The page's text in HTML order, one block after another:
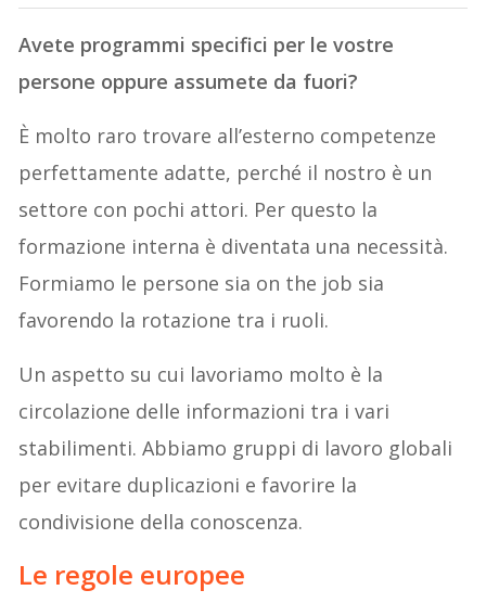
Avete programmi specifici per le vostre
persone oppure assumete da fuori?
È molto raro trovare all’esterno competenze
perfettamente adatte, perché il nostro è un
settore con pochi attori. Per questo la
formazione interna è diventata una necessità.
Formiamo le persone sia on the job sia
favorendo la rotazione tra i ruoli.
Un aspetto su cui lavoriamo molto è la
circolazione delle informazioni tra i vari
stabilimenti. Abbiamo gruppi di lavoro globali
per evitare duplicazioni e favorire la
condivisione della conoscenza.
Le regole europee